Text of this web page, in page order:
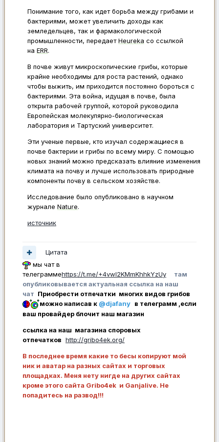
Понимание того, как идет борьба между грибами и
бактериями, может увеличить доходы как
земледельцев, так и фармакологической
промышленности, передаетHeureka со ссылкой
на ERR.
В почве живут микроскопические грибы, которые
крайне необходимы для роста растений, однако
чтобы выжить, им приходится постоянно бороться с
бактериями. Эта война, идущая в почве, была
открыта рабочей группой, которой руководила
Европейская молекулярно-биологическая
лаборатория и Тартуский университет.
Эти ученые первые, кто изучал содержащиеся в
почве бактерии и грибы по всему миру. С помощью
новых знаний можно предсказать влияние изменения
климата на почву и лучше использовать природные
компоненты почву в сельском хозяйстве.
Исследование было опубликовано в научном
журнале Nature.
источник
Цитата
мы чат в
телеграммеhttps://t.me/+4vwl2KMmKhhkYzUy
там
опубликовывается актуальная ссылка на наш
чат Приобрести отпечатки многих видов грибов
можно написав к @djafany в телеграмм ,если
ваш провайдер блочит наш магазин
ссылка на наш магазина споровых
отпечатков http://gribo4ek.org/
В последнее время какие то бесы копируют мой
ник и аватар на разных сайтах и торговых
площадках. Меня нету нигде на других сайтах
кроме этого сайта Gribo4ek и Ganjalive. Не
попадитесь на развод!!!